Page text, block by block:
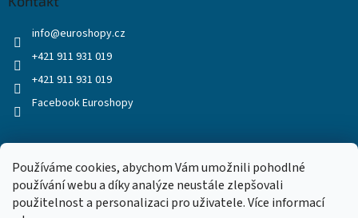
Používáme cookies, abychom Vám umožnili pohodlné
používání webu a díky analýze neustále zlepšovali
použitelnost a personalizaci pro uživatele. Více informací
info@euroshopy.cz
+421 911 931 019
+421 911 931 019
Facebook Euroshopy